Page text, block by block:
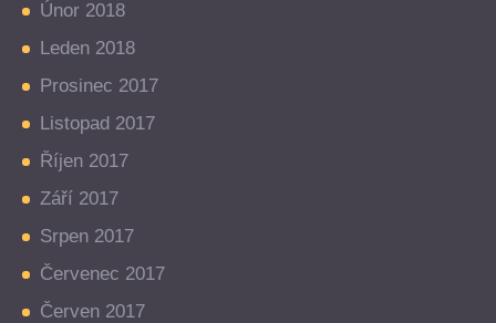
Únor 2018
Leden 2018
Prosinec 2017
Listopad 2017
Říjen 2017
Září 2017
Srpen 2017
Červenec 2017
Červen 2017